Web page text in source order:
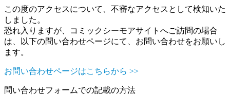
この度のアクセスについて、不審なアクセスとして検知いた
しました。
恐れ入りますが、コミックシーモアサイトへご訪問の場合
は、以下の問い合わせページにて、お問い合わせをお願いし
ます。
お問い合わせページはこちらから >>
問い合わせフォームでの記載の方法